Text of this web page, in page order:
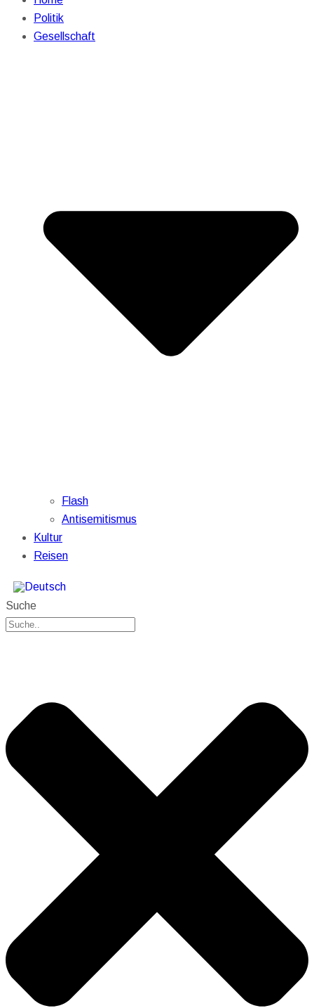
Politik
Gesellschaft
Flash
Antisemitismus
Kultur
Reisen
Suche